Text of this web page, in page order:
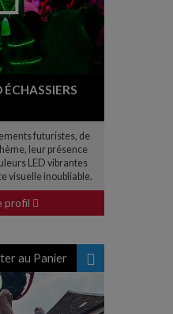
ÉCHASSIERS
futuristes, de
leur présence
LED vibrantes
visuelle inoubliable.
profil
au Panier